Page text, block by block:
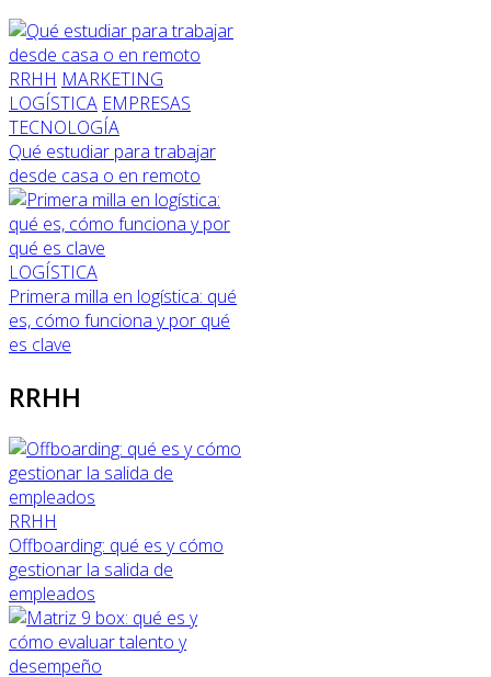
RRHH MARKETING
LOGÍSTICA EMPRESAS
TECNOLOGÍA
Qué estudiar para trabajar
desde casa o en remoto
LOGÍSTICA
Primera milla en logística: qué
es, cómo funciona y por qué
es clave
RRHH
RRHH
Offboarding: qué es y cómo
gestionar la salida de
empleados